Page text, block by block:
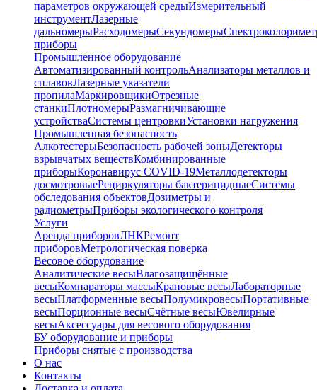
параметров окружающей средыИзмерительный
инструментЛазерные
дальномерыРасходомерыСекундомеры
приборы
Промышленное оборудование
Автоматизированный контрольАнализаторы металлов и
сплавовЛазерные указатели
пропилаМаркировщикиОтрезные
станкиПлотномерыРазмагничивающие
устройстваСистемы центровкиУстановки нагружения
Промышленная безопасность
АлкотестерыБезопасность рабочей зоныДетекторы
взрывчатых веществКомбинированные
приборыКоронавирус COVID-19Металлодетекторы
досмотровыеРециркуляторы бактерицидныеСистемы
обследования объектовДозиметры и
радиометрыПриборы экологического контроля
Услуги
Аренда приборовЛНКРемонт
приборовМетрологическая поверка
Весовое оборудование
Аналитические весыВлагозащищённые
весыКомпараторы массыКрановые весыЛабораторные
весыПлатформенные весыПолумикровесыПортативные
весыПорционные весыСчётные весыЮвелирные
весыАксессуары для весового оборудования
БУ оборудование и приборы
Приборы снятые с производства
О нас
Контакты